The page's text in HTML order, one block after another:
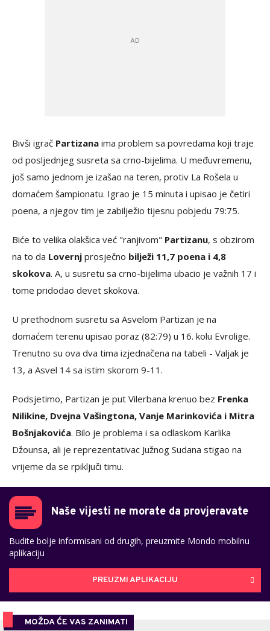
Bivši igrač Partizana ima problem sa povredama koji traje
od posljednjeg susreta sa crno-bijelima. U međuvremenu,
još samo jednom je izašao na teren, protiv La Rošela u
domaćem šampionatu. Igrao je 15 minuta i upisao je četiri
poena, a njegov tim je zabilježio tijesnu pobjedu 79:75.
Biće to velika olakšica već "ranjivom" Partizanu, s obzirom
na to da Lovernj prosječno bilježi 11,7 poena i 4,8
skokova. A, u susretu sa crno-bijelima ubacio je važnih 17 i
tome pridodao devet skokova.
U prethodnom susretu sa Asvelom Partizan je na
domaćem terenu upisao poraz (82:79) u 16. kolu Evrolige.
Trenutno su ova dva tima izjednačena na tabeli - Valjak je
13, a Asvel 14 sa istim skorom 9-11.
Podsjetimo, Partizan je put Vilerbana krenuo bez Frenka
Nilikine, Dvejna Vašingtona, Vanje Marinkovića i Mitra
Bošnjakovića. Bilo je problema i sa odlaskom Karlika
Džounsa, ali je reprezentativac Južnog Sudana stigao na
vrijeme da se rpiključi timu.
Naše vijesti ne morate da provjeravate
Budite bolje informisani od drugih, preuzmite Mondo mobilnu
aplikaciju
PREUZMI APLIKACIJU
MOŽDA ĆE VAS ZANIMATI